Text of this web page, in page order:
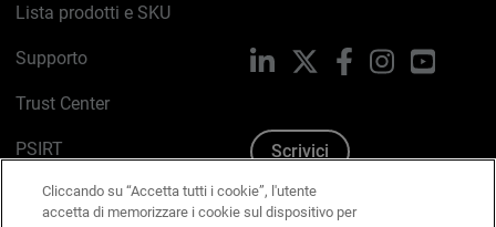
Lista prodotti e SKU
Supporto
Trust Center
PSIRT
Politica sui cookie
LinkedIn FacebookInstagram
Scrivici
Cliccando su “Accetta tutti i cookie”, l'utente
accetta di memorizzare i cookie sul dispositivo per